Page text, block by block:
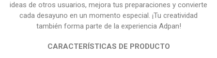
ideas de otros usuarios, mejora tus preparaciones y convierte
cada desayuno en un momento especial. ¡Tu creatividad
también forma parte de la experiencia Adpan!
CARACTERÍSTICAS DE PRODUCTO